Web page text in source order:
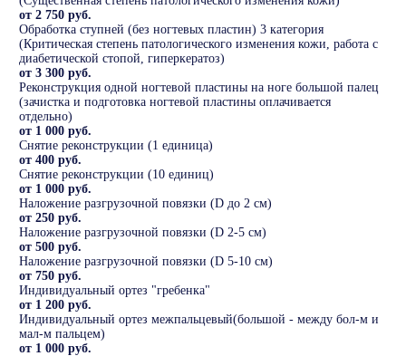
от 2 750 руб.
Обработка ступней (без ногтевых пластин) 3 категория
(Критическая степень патологического изменения кожи, работа с
диабетической стопой, гиперкератоз)
от 3 300 руб.
Реконструкция одной ногтевой пластины на ноге большой палец
(зачистка и подготовка ногтевой пластины оплачивается
отдельно)
от 1 000 руб.
Снятие реконструкции (1 единица)
от 400 руб.
Снятие реконструкции (10 единиц)
от 1 000 руб.
Наложение разгрузочной повязки (D до 2 см)
от 250 руб.
Наложение разгрузочной повязки (D 2-5 см)
от 500 руб.
Наложение разгрузочной повязки (D 5-10 см)
от 750 руб.
Индивидуальный ортез "гребенка"
от 1 200 руб.
Индивидуальный ортез межпальцевый(большой - между бол-м и
мал-м пальцем)
от 1 000 руб.